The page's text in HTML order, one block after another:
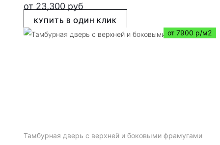
от 23,300 руб
КУПИТЬ В ОДИН КЛИК
от 7900 р/м2
Тамбурная дверь с верхней и боковыми фрамугами